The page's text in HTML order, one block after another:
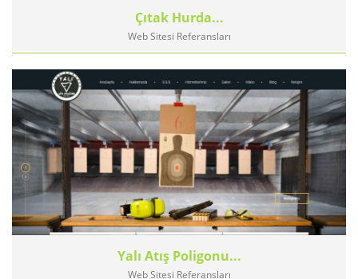
Çıtak Hurda...
Web Sitesi Referansları
Yalı Atış Poligonu...
Web Sitesi Referansları